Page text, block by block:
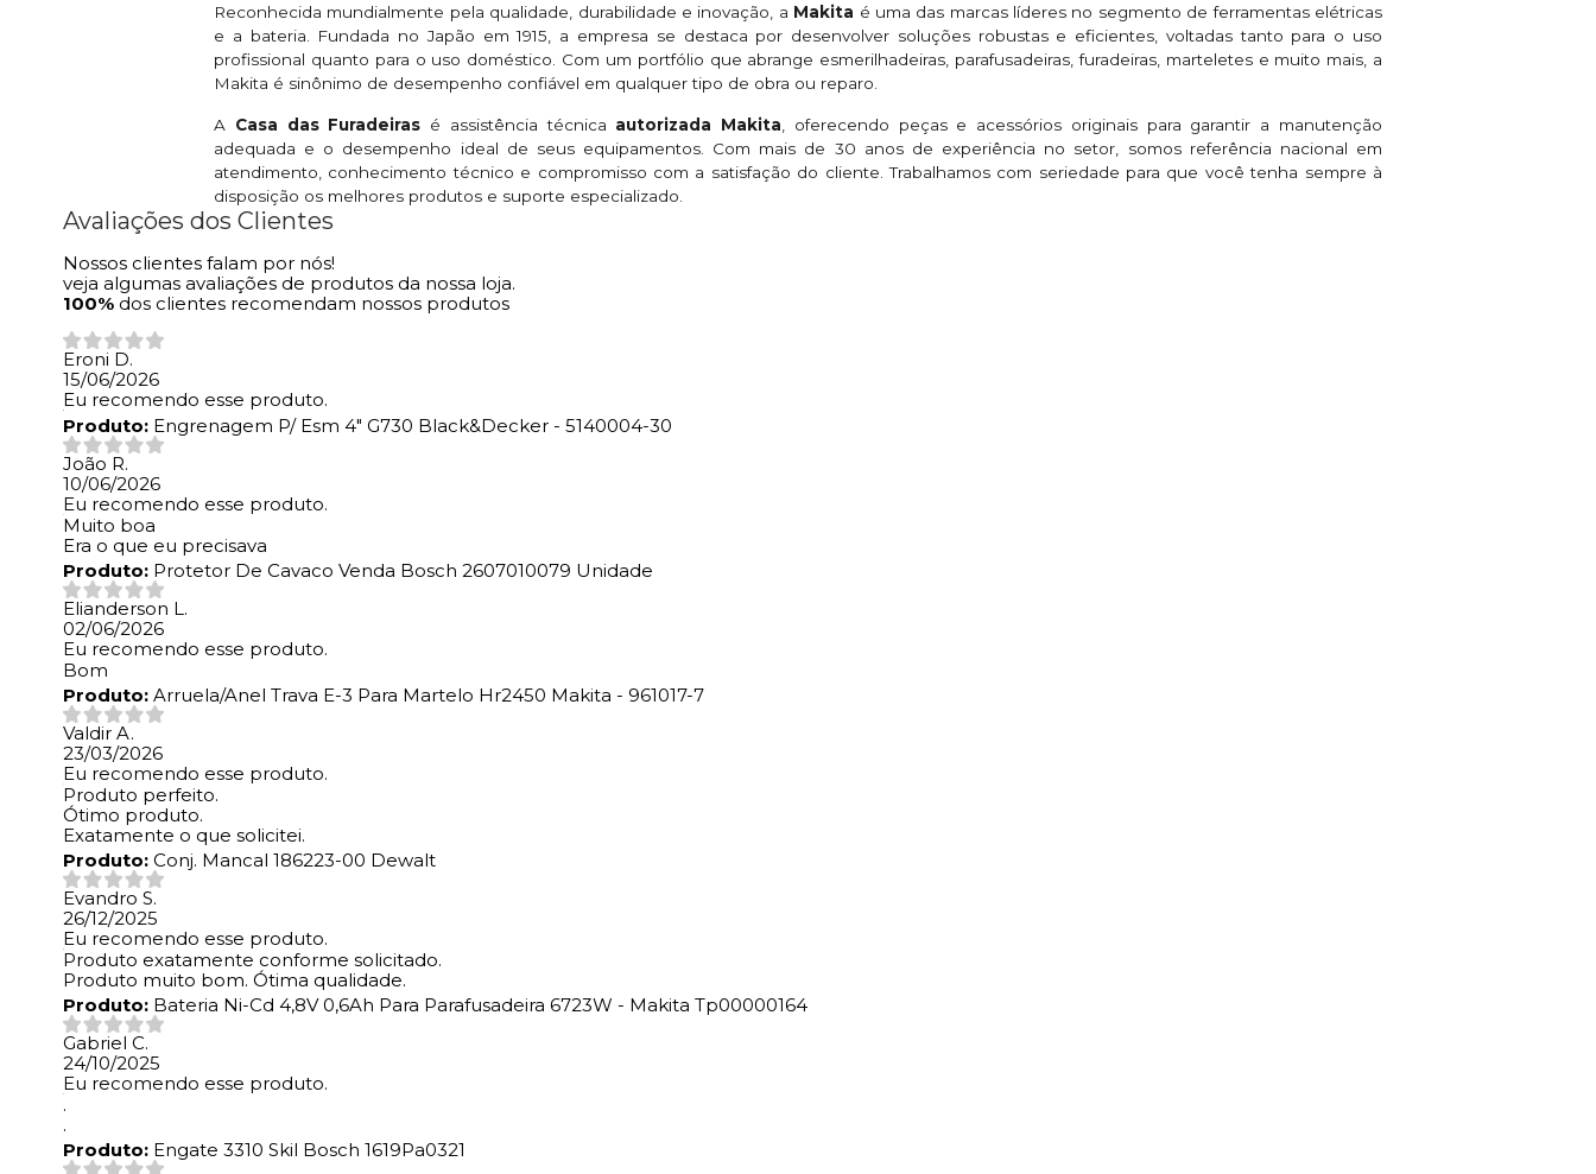
Reconhecida mundialmente pela qualidade, durabilidade e inovação, a Makita é uma das marcas líderes no segmento de ferramentas elétricas
e a bateria. Fundada no Japão em 1915, a empresa se destaca por desenvolver soluções robustas e eficientes, voltadas tanto para o uso
profissional quanto para o uso doméstico. Com um portfólio que abrange esmerilhadeiras, parafusadeiras, furadeiras, marteletes e muito mais, a
Makita é sinônimo de desempenho confiável em qualquer tipo de obra ou reparo.
A Casa das Furadeiras é assistência técnica autorizada Makita , oferecendo peças e acessórios originais para garantir a manutenção
adequada e o desempenho ideal de seus equipamentos. Com mais de 30 anos de experiência no setor, somos referência nacional em
atendimento, conhecimento técnico e compromisso com a satisfação do cliente. Trabalhamos com seriedade para que você tenha sempre à
disposição os melhores produtos e suporte especializado.
Avaliações dos Clientes
Nossos clientes falam por nós!
veja algumas avaliações de produtos da nossa loja.
100% dos clientes recomendam nossos produtos
Eroni D.
15/06/2026
Eu recomendo esse produto.
Produto: Engrenagem P/ Esm 4" G730 Black&Decker - 5140004-30
João R.
10/06/2026
Eu recomendo esse produto.
Muito boa
Era o que eu precisava
Produto: Protetor De Cavaco Venda Bosch 2607010079 Unidade
Elianderson L.
02/06/2026
Eu recomendo esse produto.
Bom
Produto: Arruela/Anel Trava E-3 Para Martelo Hr2450 Makita - 961017-7
Valdir A.
23/03/2026
Eu recomendo esse produto.
Produto perfeito.
Ótimo produto.
Exatamente o que solicitei.
Produto: Conj. Mancal 186223-00 Dewalt
Evandro S.
26/12/2025
Eu recomendo esse produto.
Produto exatamente conforme solicitado.
Produto muito bom. Ótima qualidade.
Produto: Bateria Ni-Cd 4,8V 0,6Ah Para Parafusadeira 6723W - Makita Tp00000164
Gabriel C.
24/10/2025
Eu recomendo esse produto.
.
.
Produto: Engate 3310 Skil Bosch 1619Pa0321